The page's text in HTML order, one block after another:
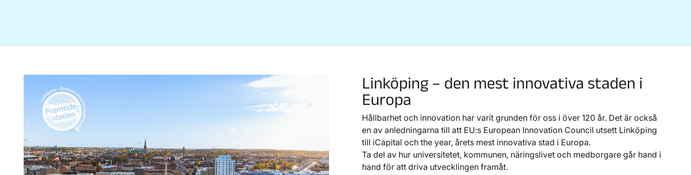
Linköping – den mest innovativa staden i
Europa
Hållbarhet och innovation har varit grunden för oss i över 120 år. Det är också
en av anledningarna till att EU:s European Innovation Council utsett Linköping
till iCapital och the year, årets mest innovativa stad i Europa.
Ta del av hur universitetet, kommunen, näringslivet och medborgare går hand i
hand för att driva utvecklingen framåt.